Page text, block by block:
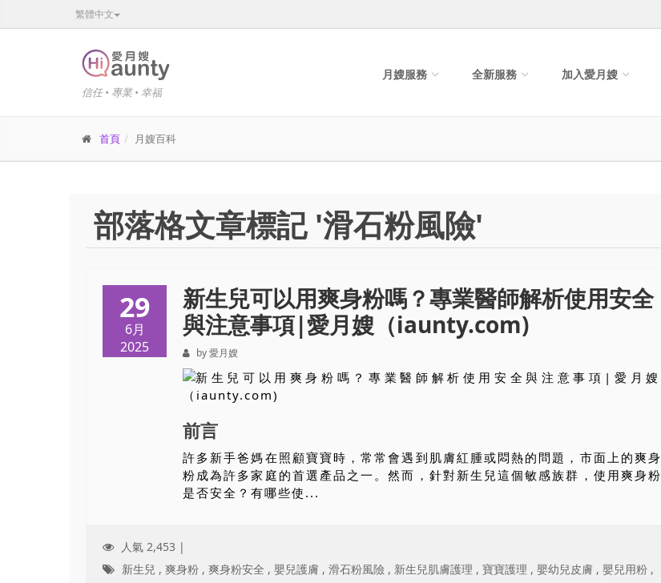
繁體中文
信任 • 專業 • 幸福
月嫂服務 全新服務 加入愛月嫂
首頁 月嫂百科
部落格文章標記 '滑石粉風險'
29
6月
2025
新生兒可以用爽身粉嗎？專業醫師解析使用安全
與注意事項|愛月嫂（iaunty.com)
by 愛月嫂
前言
許多新手爸媽在照顧寶寶時，常常會遇到肌膚紅腫或悶熱的問題，市面上的爽身
粉成為許多家庭的首選產品之一。然而，針對新生兒這個敏感族群，使用爽身粉
是否安全？有哪些使...
人氣 2,453 |
新生兒 , 爽身粉 , 爽身粉安全 , 嬰兒護膚 , 滑石粉風險 , 新生兒肌膚護理 , 寶寶護理 , 嬰幼兒皮膚 , 嬰兒用粉 ,